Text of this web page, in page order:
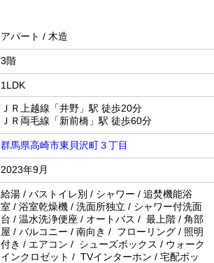
アパート / 木造
3階
1LDK
ＪＲ上越線「井野」駅 徒歩20分
ＪＲ両毛線「新前橋」駅 徒歩60分
群馬県高崎市東貝沢町３丁目
2023年9月
給湯 / バストイレ別 / シャワー / 追焚機能浴
室 / 浴室乾燥機 / 洗面所独立 / シャワー付洗面
台 / 温水洗浄便座 / オートバス / 最上階 / 角部
屋 / バルコニー / 南向き / フローリング / 照明
付き / エアコン / シューズボックス / ウォーク
インクロゼット / TVインターホン / 宅配ボッ